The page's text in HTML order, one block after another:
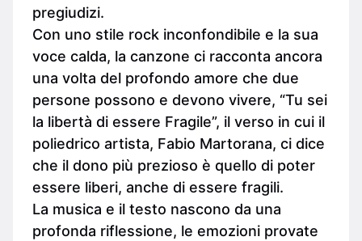
pregiudizi.
Con uno stile rock inconfondibile e la sua
voce calda, la canzone ci racconta ancora
una volta del profondo amore che due
persone possono e devono vivere, “Tu sei
la libertà di essere Fragile”, il verso in cui il
poliedrico artista, Fabio Martorana, ci dice
che il dono più prezioso è quello di poter
essere liberi, anche di essere fragili.
La musica e il testo nascono da una
profonda riflessione, le emozioni provate